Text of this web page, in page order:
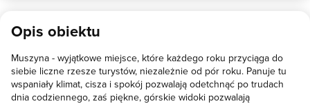
Opis obiektu
Muszyna - wyjątkowe miejsce, które każdego roku przyciąga do
siebie liczne rzesze turystów, niezależnie od pór roku. Panuje tu
wspaniały klimat, cisza i spokój pozwalają odetchnąć po trudach
dnia codziennego, zaś piękne, górskie widoki pozwalają